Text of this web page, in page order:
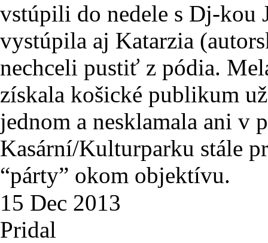
vstúpili do nedele s Dj-kou
vystúpila aj Katarzia
nechceli pustiť z pódia.
získala košické publikum
jednom a nesklamala ani v
Kasární/Kulturparku stále
“párty” okom objektívu.
15 Dec 2013
Pridal